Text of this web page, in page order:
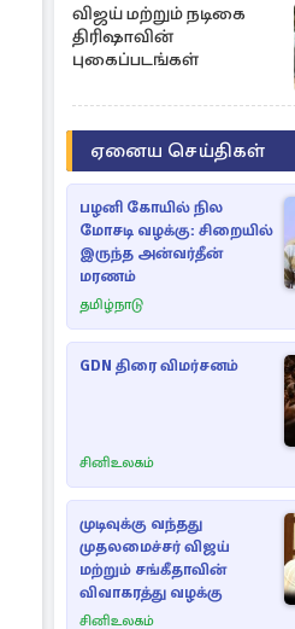
விஜய் மற்றும் நடிகை
திரிஷாவின்
புகைப்படங்கள்
ஏனைய செய்திகள்
பழனி கோயில் நில
மோசடி வழக்கு: சிறையில்
இருந்த அன்வர்தீன்
மரணம்
தமிழ்நாடு
GDN திரை விமர்சனம்
சினிஉலகம்
முடிவுக்கு வந்தது
முதலமைச்சர் விஜய்
மற்றும் சங்கீதாவின்
விவாகரத்து வழக்கு
சினிஉலகம்